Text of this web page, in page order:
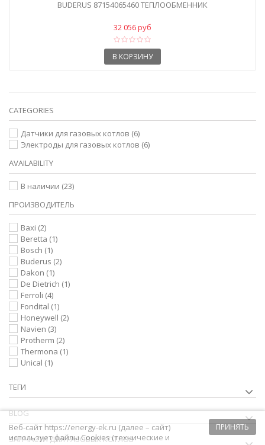
BUDERUS 87154065460 ТЕПЛООБМЕННИК
32 056 руб
В КОРЗИНУ
CATEGORIES
Датчики для газовых котлов (6)
Электроды для газовых котлов (6)
AVAILABILITY
В наличии (23)
ПРОИЗВОДИТЕЛЬ
Baxi (2)
Beretta (1)
Bosch (1)
Buderus (2)
Dakon (1)
De Dietrich (1)
Ferroli (4)
Fondital (1)
Honeywell (2)
Navien (3)
Protherm (2)
Thermona (1)
Unical (1)
ТЕГИ
BLOG
ЗАПЧАСТИ ДЛЯ ГАЗОВЫХ КОТЛОВ
ПРИНЯТЬ
Веб-сайт https://energy-ek.ru (далее – сайт)
использует файлы Cookies (технические и